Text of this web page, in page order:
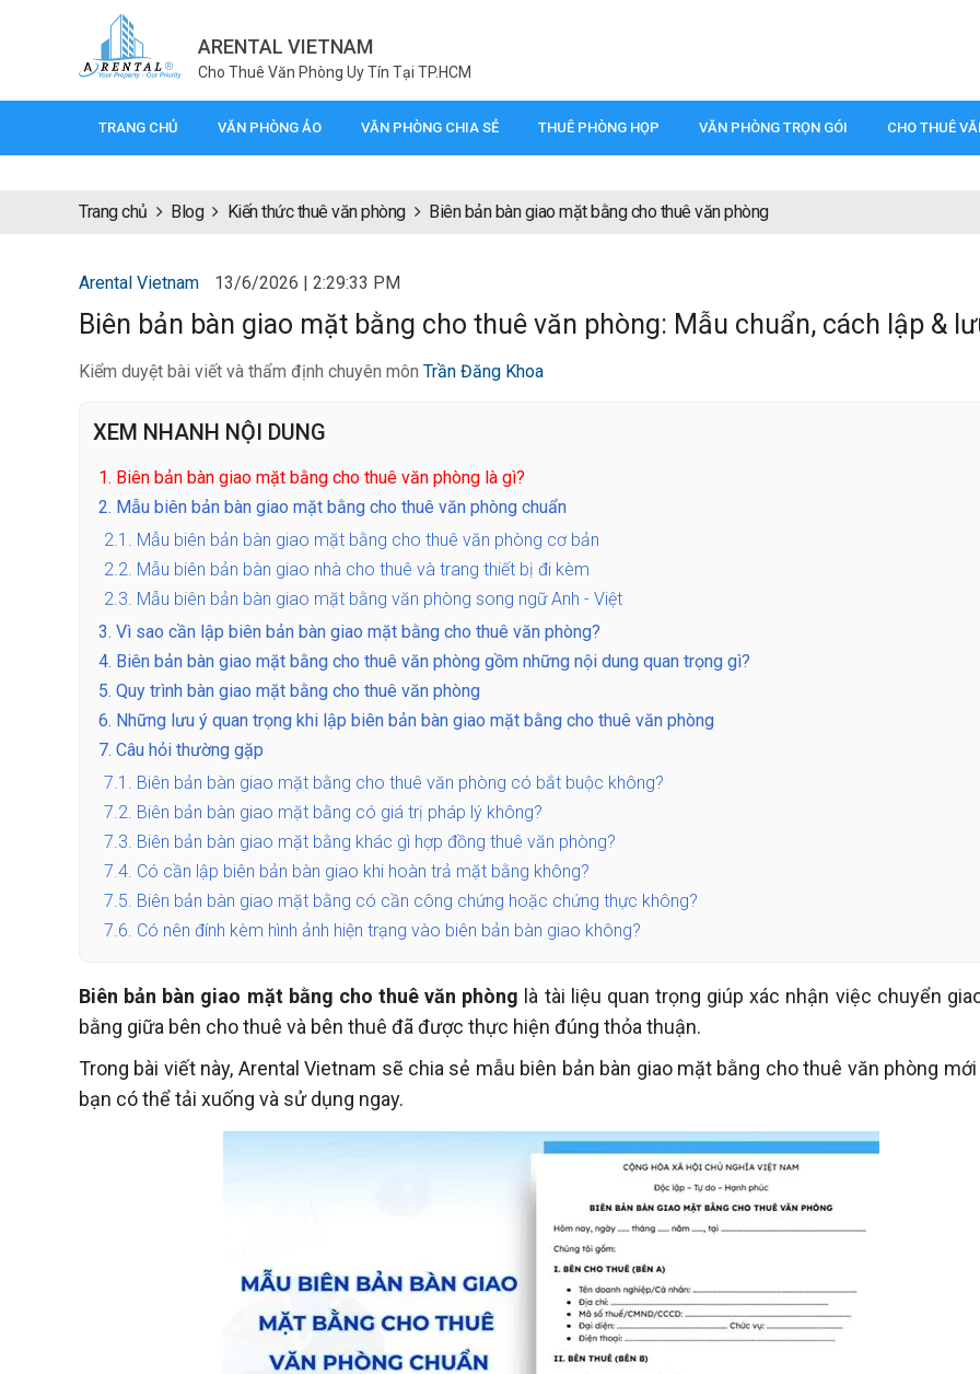
ARENTAL VIETNAM
Cho Thuê Văn Phòng Uy Tín Tại TP.HCM
TRANG CHỦ VĂN PHÒNG ẢO VĂN PHÒNG CHIA SẺ THUÊ PHÒNG HỌP VĂN PHÒNG TRỌN GÓI CHO THUÊ
Trang chủ Blog Kiến thức thuê văn phòng Biên bản bàn giao mặt bằng cho thuê văn phòng
Arental Vietnam 13/6/2026 | 2:29:33 PM
Biên bản bàn giao mặt bằng cho thuê văn phòng: Mẫu chuẩn, cách lập &
Kiểm duyệt bài viết và thẩm định chuyên môn Trần Đăng Khoa
XEM NHANH NỘI DUNG
1. Biên bản bàn giao mặt bằng cho thuê văn phòng là gì?
2. Mẫu biên bản bàn giao mặt bằng cho thuê văn phòng chuẩn
2.1. Mẫu biên bản bàn giao mặt bằng cho thuê văn phòng cơ bản
2.2. Mẫu biên bản bàn giao nhà cho thuê và trang thiết bị đi kèm
2.3. Mẫu biên bản bàn giao mặt bằng văn phòng song ngữ Anh - Việt
3. Vì sao cần lập biên bản bàn giao mặt bằng cho thuê văn phòng?
4. Biên bản bàn giao mặt bằng cho thuê văn phòng gồm những nội dung quan trọng gì?
5. Quy trình bàn giao mặt bằng cho thuê văn phòng
6. Những lưu ý quan trọng khi lập biên bản bàn giao mặt bằng cho thuê văn phòng
7. Câu hỏi thường gặp
7.1. Biên bản bàn giao mặt bằng cho thuê văn phòng có bắt buộc không?
7.2. Biên bản bàn giao mặt bằng có giá trị pháp lý không?
7.3. Biên bản bàn giao mặt bằng khác gì hợp đồng thuê văn phòng?
7.4. Có cần lập biên bản bàn giao khi hoàn trả mặt bằng không?
7.5. Biên bản bàn giao mặt bằng có cần công chứng hoặc chứng thực không?
7.6. Có nên đính kèm hình ảnh hiện trạng vào biên bản bàn giao không?
Biên bản bàn giao mặt bằng cho thuê văn phòng là tài liệu quan trọng giúp xác nhận việc chuyển
bằng giữa bên cho thuê và bên thuê đã được thực hiện đúng thỏa thuận.
Trong bài viết này, Arental Vietnam sẽ chia sẻ mẫu biên bản bàn giao mặt bằng cho thuê văn phòng mới
bạn có thể tải xuống và sử dụng ngay.